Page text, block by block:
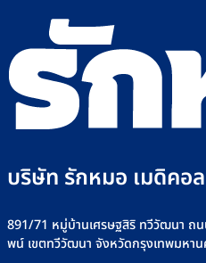
บริษัท รักหมอ เมดิคอ
891/71 หมู่บ้านเศรษฐสิริ ทวีวัฒนา ถ
พน์ เขตทวีวัฒนา จังหวัดกรุงเทพมหา